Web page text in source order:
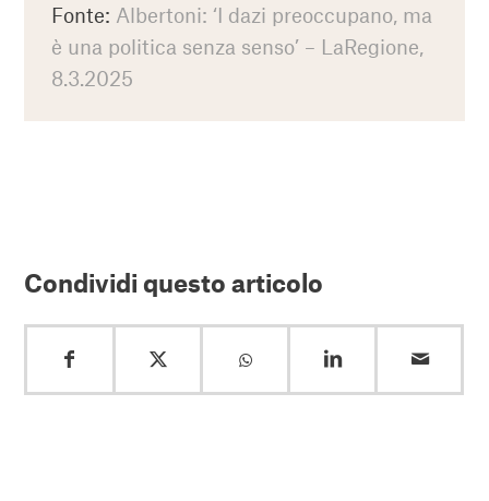
Fonte: Albertoni: ‘I dazi preoccupano, ma
è una politica senza senso’ – LaRegione,
8.3.2025
Condividi questo articolo